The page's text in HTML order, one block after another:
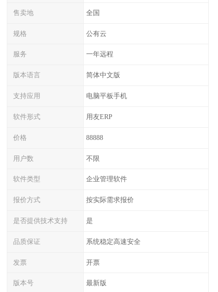
售卖地 全国
规格 公有云
服务 一年远程
版本语言 简体中文版
支持应用 电脑平板手机
软件形式 用友ERP
价格 88888
用户数 不限
软件类型 企业管理软件
报价方式 按实际需求报价
是否提供技术支持 是
品质保证 系统稳定高速安全
发票 开票
版本号 最新版